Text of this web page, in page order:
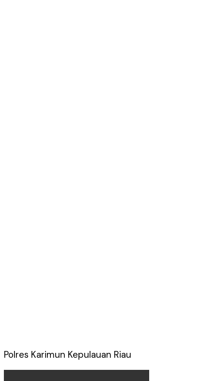
Polres Karimun Kepulauan Riau